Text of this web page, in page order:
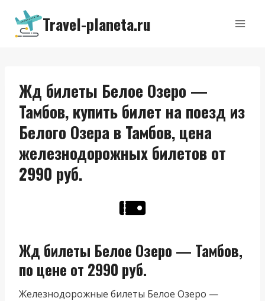
Перейти
содержимому
Travel-planeta.ru
Жд билеты Белое Озеро —
Тамбов, купить билет на поезд из
Белого Озера в Тамбов, цена
железнодорожных билетов от
2990 руб.
Жд билеты Белое Озеро — Тамбов,
по цене от 2990 руб.
Железнодорожные билеты Белое Озеро —